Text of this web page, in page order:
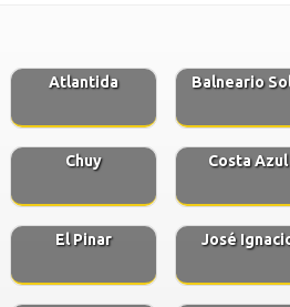
Atlantida Balneario
Chuy Costa Azul
El Pinar José